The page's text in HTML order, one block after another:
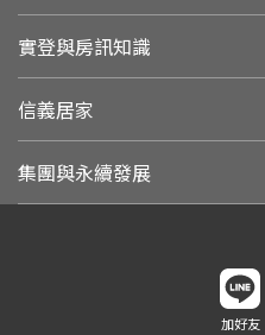
實登與房訊知識
信義居家
集團與永續發展
加好友